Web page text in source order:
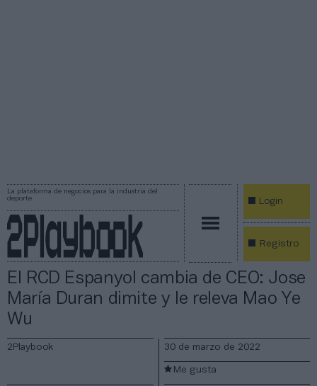
La plataforma de negocios para la industria del
deporte
Login
Registro
El RCD Espanyol cambia de CEO: Jose
María Duran dimite y le releva Mao Ye
Wu
2Playbook 30 de marzo de 2022
Me gusta